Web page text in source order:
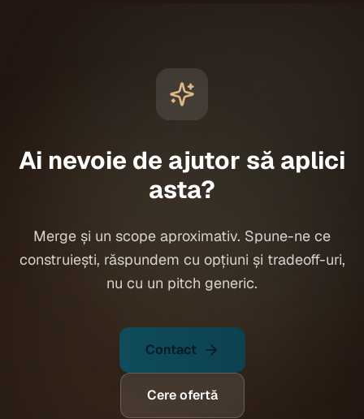
Ai nevoie de ajutor să aplici
asta?
Merge și un scope aproximativ. Spune-ne ce
construiești, răspundem cu opțiuni și tradeoff-uri,
nu cu un pitch generic.
Contact
Cere ofertă